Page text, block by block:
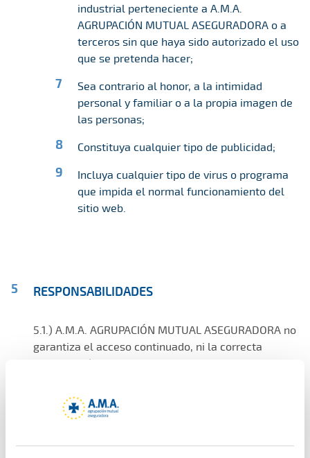
industrial perteneciente a A.M.A.
AGRUPACIÓN MUTUAL ASEGURADORA o a
terceros sin que haya sido autorizado el uso
que se pretenda hacer;
Sea contrario al honor, a la intimidad
personal y familiar o a la propia imagen de
las personas;
Constituya cualquier tipo de publicidad;
Incluya cualquier tipo de virus o programa
que impida el normal funcionamiento del
sitio web.
RESPONSABILIDADES
5.1.) A.M.A. AGRUPACIÓN MUTUAL ASEGURADORA no
garantiza el acceso continuado, ni la correcta
visualización, descarga o utilidad de los elementos e
AGRUPACIÓN MUTUAL ASEGURADORA, que pueden
verse impedidos, dificultados o interrumpidos por
control.